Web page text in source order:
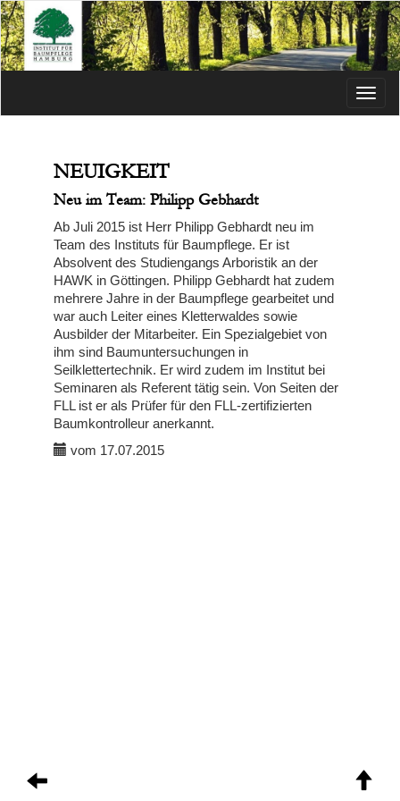
Menü
NEUIGKEIT
Neu im Team: Philipp Gebhardt
Ab Juli 2015 ist Herr Philipp Gebhardt neu im
Team des Instituts für Baumpflege. Er ist
Absolvent des Studiengangs Arboristik an der
HAWK in Göttingen. Philipp Gebhardt hat zudem
mehrere Jahre in der Baumpflege gearbeitet und
war auch Leiter eines Kletterwaldes sowie
Ausbilder der Mitarbeiter. Ein Spezialgebiet von
ihm sind Baumuntersuchungen in
Seilklettertechnik. Er wird zudem im Institut bei
Seminaren als Referent tätig sein. Von Seiten der
FLL ist er als Prüfer für den FLL-zertifizierten
Baumkontrolleur anerkannt.
vom 17.07.2015